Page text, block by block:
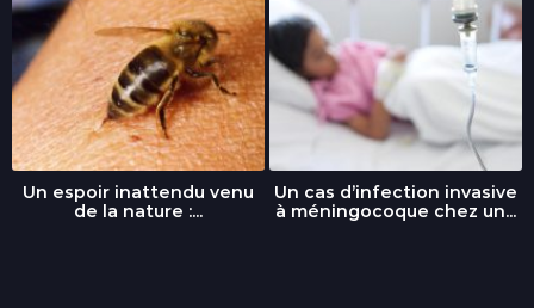
Un espoir inattendu venu
de la nature :...
Un cas d’infection invasive
à méningocoque chez un...